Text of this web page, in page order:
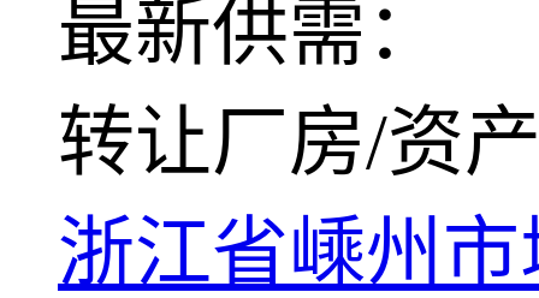
最新供需：
转让厂房/资
浙江省嵊州